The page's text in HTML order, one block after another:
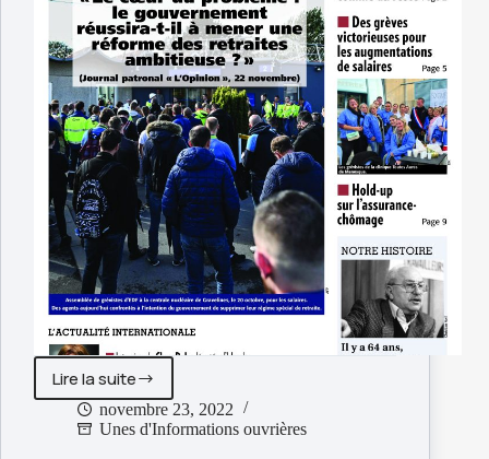
Lire la suiteInformations
ouvrières
n°733
novembre 23, 2022
Unes d'Informations ouvrières